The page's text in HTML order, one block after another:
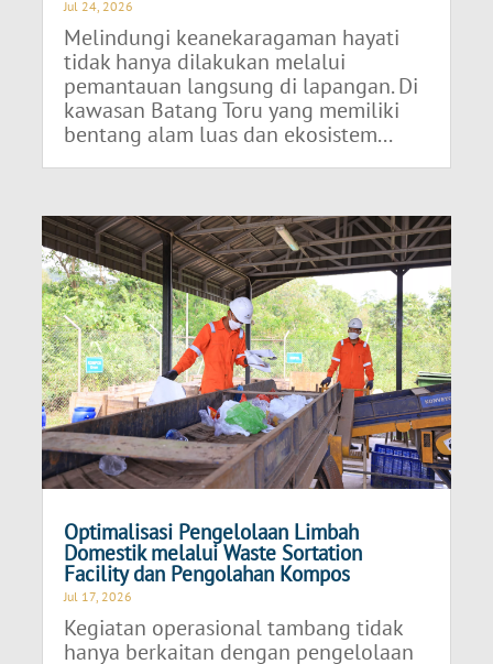
Jul 24, 2026
Melindungi keanekaragaman hayati
tidak hanya dilakukan melalui
pemantauan langsung di lapangan. Di
kawasan Batang Toru yang memiliki
bentang alam luas dan ekosistem...
Optimalisasi Pengelolaan Limbah
Domestik melalui Waste Sortation
Facility dan Pengolahan Kompos
Jul 17, 2026
Kegiatan operasional tambang tidak
hanya berkaitan dengan pengelolaan